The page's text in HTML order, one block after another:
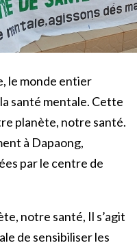
le monde entier
santé mentale. Cette
planète, notre santé.
à Dapaong,
par le centre de
notre santé, Il s’agit
de sensibiliser les